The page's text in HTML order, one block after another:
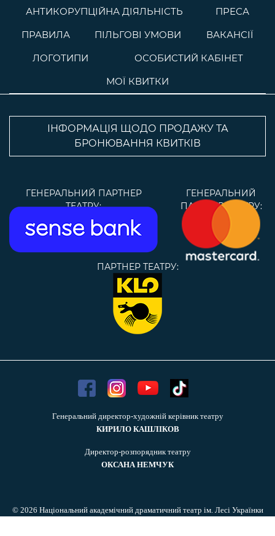
АНТИКОРУПЦІЙНА ДІЯЛЬНІСТЬ
ПРЕСА
ПРАВИЛА
ПІЛЬГОВІ УМОВИ
ВАКАНСІЇ
ЛОГОТИПИ
ОСОБИСТИЙ КАБІНЕТ
МОЇ КВИТКИ
ІНФОРМАЦІЯ ЩОДО ПРОДАЖУ ТА
БРОНЮВАННЯ КВИТКІВ
ГЕНЕРАЛЬНИЙ ПАРТНЕР
ТЕАТРУ:
ГЕНЕРАЛЬНИЙ
ПАРТНЕР ТЕАТРУ:
ПАРТНЕР ТЕАТРУ:
Генеральний директор-художній керівник театру
КИРИЛО КАШЛІКОВ
Директор-розпорядник театру
ОКСАНА НЕМЧУК
© 2026 Національний академічний драматичний театр ім. Лесі Українки